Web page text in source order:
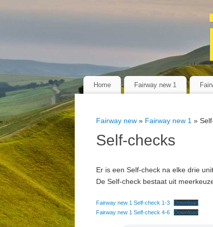
Home Fairway new 1
Fairway new » Fairway new 1 »
Self-checks
Er is een Self-check na elke drie
De Self-check bestaat uit
Fairway new 1 Self-check 1-3
Download
Fairway new 1 Self-check 4-6
Download